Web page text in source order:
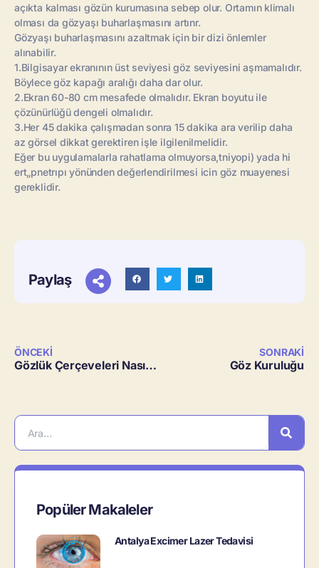
açıkta kalması gözün kurumasına sebep olur. Ortamın klimalı
olması da gözyaşı buharlaşmasını artınr.
Gözyaşı buharlaşmasını azaltmak için bir dizi önlemler
alınabilir.
1.Bilgisayar ekranının üst seviyesi göz seviyesini aşmamalıdır.
Böylece göz kapağı aralığı daha dar olur.
2.Ekran 60-80 cm mesafede olmalıdır. Ekran boyutu ile
çözünürlüğü dengeli olmalıdır.
3.Her 45 dakika çalışmadan sonra 15 dakika ara verilip daha
az görsel dikkat gerektiren işle ilgilenilmelidir.
Eğer bu uygulamalarla rahatlama olmuyorsa,tniyopi) yada hi
ert„pnetrıpı yönünden değerlendirilmesi icin göz muayenesi
gereklidir.
Paylaş
ÖNCEKI
Gözlük Çerçeveleri Nasıl Olmalıdır?
SONRAKI
Göz Kuruluğu
Popüler Makaleler
Antalya Excimer Lazer Tedavisi